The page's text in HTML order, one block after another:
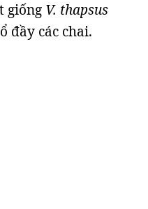
giống V. thapsus
đầy các chai.